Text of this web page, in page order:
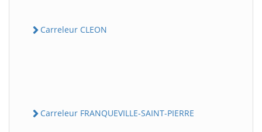
Carreleur CLEON
Carreleur FRANQUEVILLE-SAINT-PIERRE